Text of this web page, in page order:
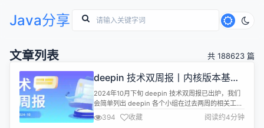
Java分享
文章列表 共 188623 篇
deepin 技术双周报丨内核版本基础
升级到 6.6.58、 Treeland 增加窗口
动画
2024年10月下旬 deepin 技术双周报已出炉，我们
会简单列出 deepin 各个小组在过去两周的相关工作
进展，也会阐述未来两周的大致规划，一起来看！
DDE（深度桌面环境） 针对 deepin 23 的缺陷修复
394 收藏 阅读约4分钟